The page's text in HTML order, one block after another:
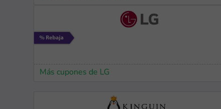
Más cupones de LG